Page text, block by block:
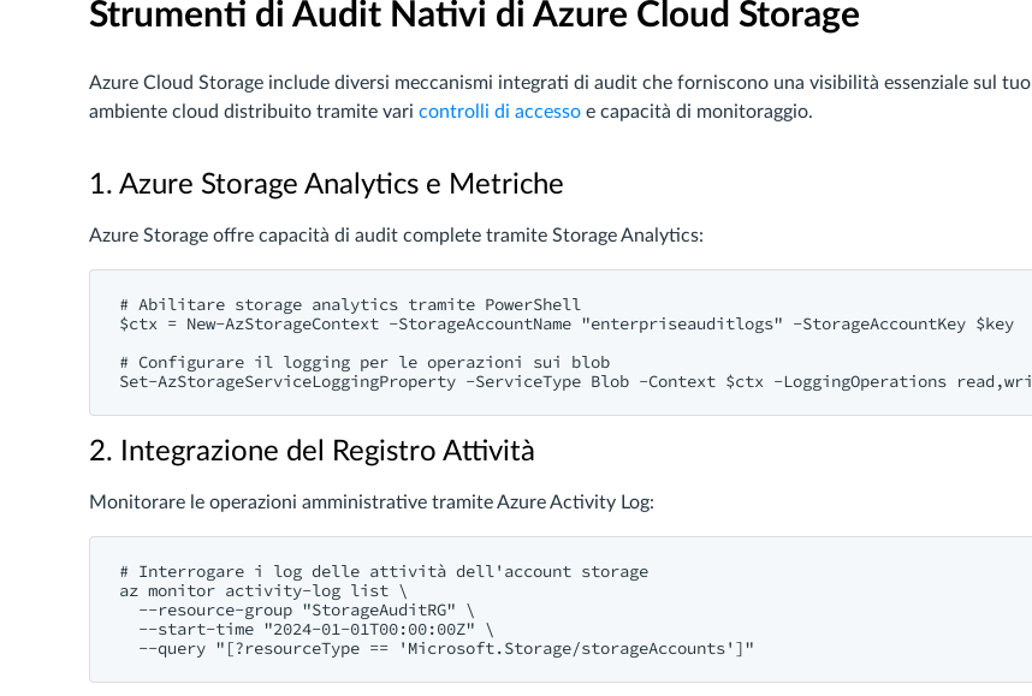
Strumenti di Audit Nativi di Azure Cloud Storage
Azure Cloud Storage include diversi meccanismi integrati di audit che forniscono una visibilità essenziale sul tuo
ambiente cloud distribuito tramite vari controlli di accesso e capacità di monitoraggio.
1. Azure Storage Analytics e Metriche
Azure Storage offre capacità di audit complete tramite Storage Analytics:
# Abilitare storage analytics tramite PowerShell
$ctx = New-AzStorageContext -StorageAccountName "enterpriseauditlogs" -StorageAccountKey $key
# Configurare il logging per le operazioni sui blob
2. Integrazione del Registro Attività
Monitorare le operazioni amministrative tramite Azure Activity Log:
# Interrogare i log delle attività dell'account storage
az monitor activity-log list \
  --resource-group "StorageAuditRG" \
  --start-time "2024-01-01T00:00:00Z" \